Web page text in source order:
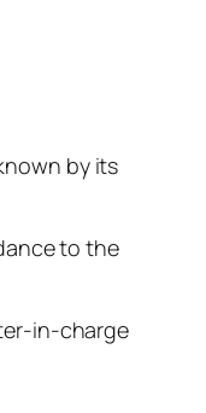
by its
to the
in-charge